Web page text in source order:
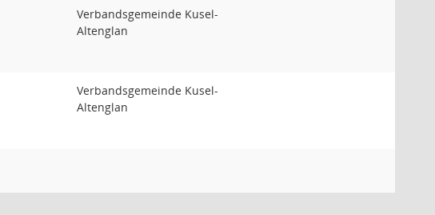
Verbandsgemeinde Kusel-
Altenglan
Verbandsgemeinde Kusel-
Altenglan